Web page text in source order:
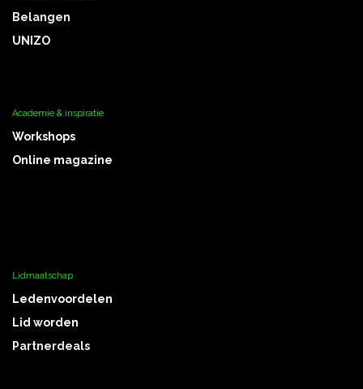
Belangen
UNIZO
Academie & inspiratie
Workshops
Online magazine
Lidmaatschap
Ledenvoordelen
Lid worden
Partnerdeals